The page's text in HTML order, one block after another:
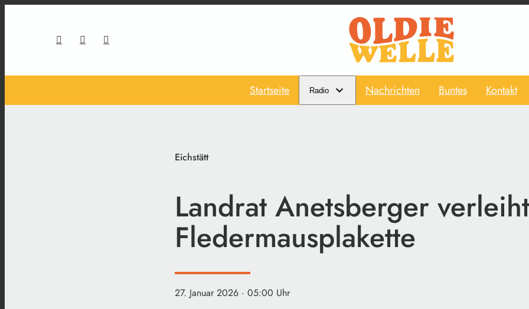
Startseite Radio Nachrichten Buntes Kontakt
Eichstätt
Landrat Anetsberger verleiht
Fledermausplakette
27. Januar 2026 · 05:00 Uhr